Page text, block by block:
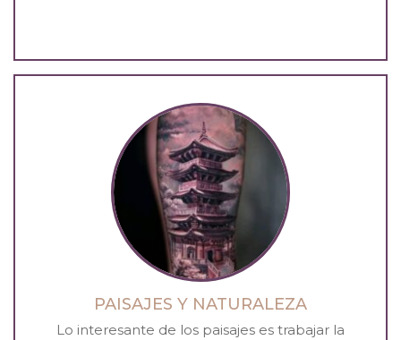
PAISAJES Y NATURALEZA
Lo interesante de los paisajes es trabajar la